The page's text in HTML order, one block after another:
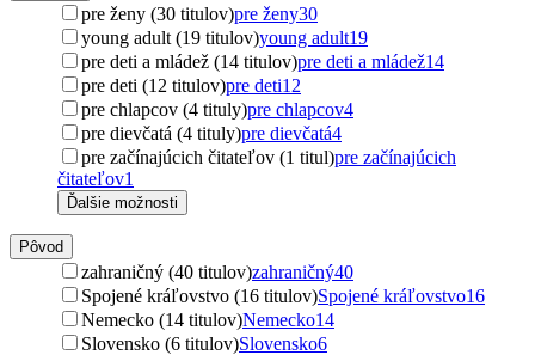
pre ženy (30 titulov)pre ženy30
young adult (19 titulov)young adult19
pre deti a mládež (14 titulov)pre deti a mládež14
pre deti (12 titulov)pre deti12
pre chlapcov (4 tituly)pre chlapcov4
pre dievčatá (4 tituly)pre dievčatá4
pre začínajúcich čitateľov (1 titul)pre začínajúcich
čitateľov1
Ďalšie možnosti
Pôvod
zahraničný (40 titulov)zahraničný40
Spojené kráľovstvo (16 titulov)Spojené kráľovstvo16
Nemecko (14 titulov)Nemecko14
Slovensko (6 titulov)Slovensko6